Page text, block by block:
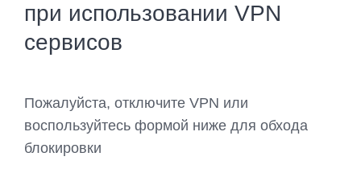
при использовании VPN
сервисов
Пожалуйста, отключите VPN или
воспользуйтесь формой ниже для обхода
блокировки